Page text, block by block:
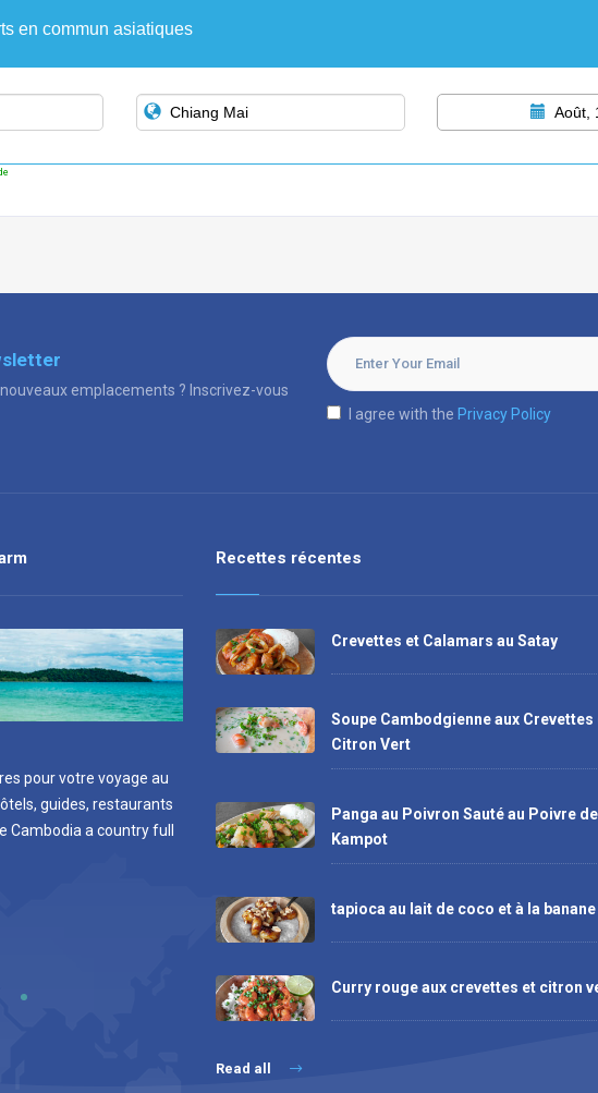
en commun asiatiques
Août,
emplacements ? Inscrivez-vous
I agree with the Privacy Policy
pour votre voyage au
guides, restaurants
Cambodia a country full
Recettes récentes
Crevettes et Calamars au Satay
Soupe Cambodgienne aux Crevettes
Citron Vert
Panga au Poivron Sauté au Poivre de
Kampot
tapioca au lait de coco et à la banane
Curry rouge aux crevettes et citron
Read all